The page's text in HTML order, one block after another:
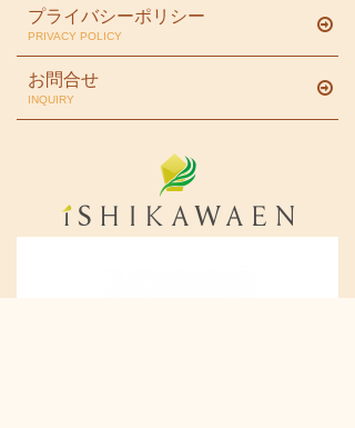
プライバシーポリシー
PRIVACY POLICY
お問合せ
INQUIRY